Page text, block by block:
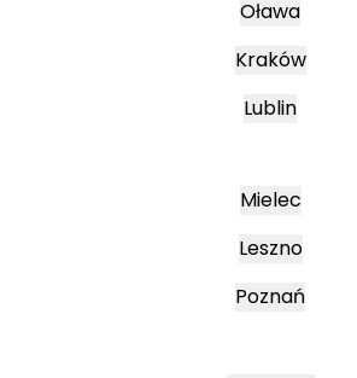
Oława
Kraków
Lublin
Mielec
Leszno
Poznań